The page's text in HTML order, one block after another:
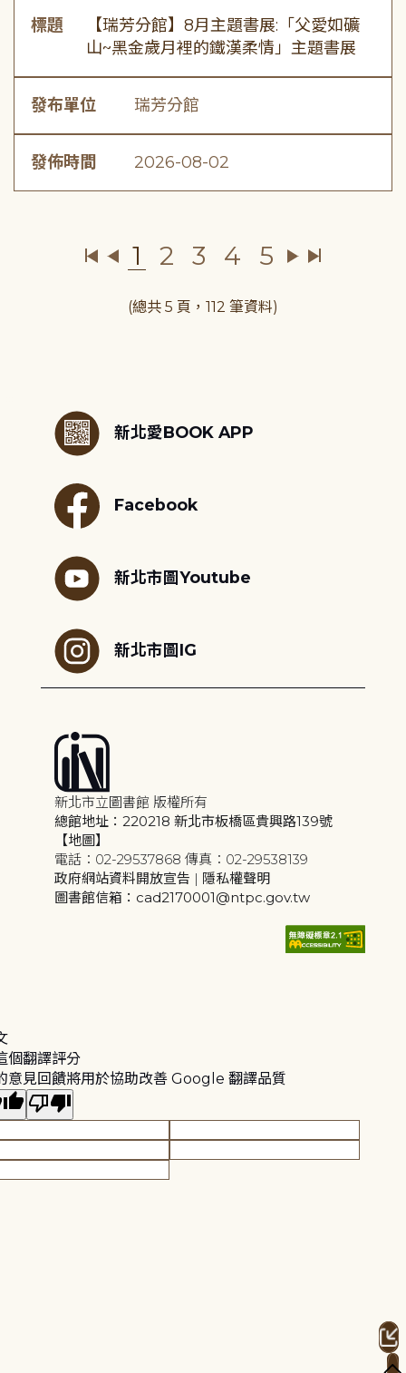
標題
【瑞芳分館】8月主題書展:「父愛如礦
山~黑金歲月裡的鐵漢柔情」主題書展
發布單位 瑞芳分館
發佈時間 2026-08-02
1 2 3 4 5
(總共 5 頁，112 筆資料)
新北愛BOOK APP
Facebook
新北市圖Youtube
新北市圖IG
新北市立圖書館 版權所有
總館地址：220218 新北市板橋區貴興路139號
【地圖】
電話：02-29537868 傳真：02-29538139
政府網站資料開放宣告 | 隱私權聲明
圖書館信箱：cad2170001@ntpc.gov.tw
個翻譯評分
意見回饋將用於協助改善 Google 翻譯品質